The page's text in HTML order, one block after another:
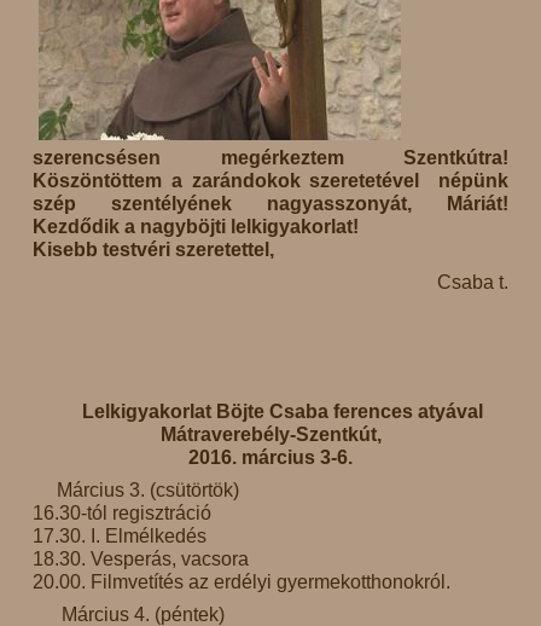
szerencsésen megérkeztem Szentkútra!
Köszöntöttem a zarándokok szeretetével népünk
szép szentélyének nagyasszonyát, Máriát!
Kezdődik a nagyböjti lelkigyakorlat!
Kisebb testvéri szeretettel,
Csaba t.
Lelkigyakorlat Böjte Csaba ferences atyával
Mátraverebély-Szentkút,
2016. március 3-6.
Március 3. (csütörtök)
16.30-tól regisztráció
17.30. I. Elmélkedés
18.30. Vesperás, vacsora
20.00. Filmvetítés az erdélyi gyermekotthonokról.
Március 4. (péntek)